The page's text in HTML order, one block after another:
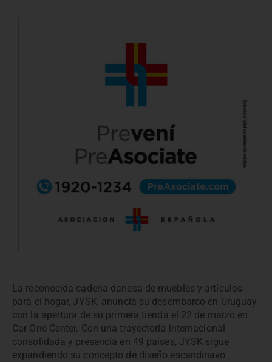
La reconocida cadena danesa de muebles y artículos
para el hogar, JYSK, anuncia su desembarco en Uruguay
con la apertura de su primera tienda el 22 de marzo en
Car One Center. Con una trayectoria internacional
consolidada y presencia en 49 países, JYSK sigue
expandiendo su concepto de diseño escandinavo